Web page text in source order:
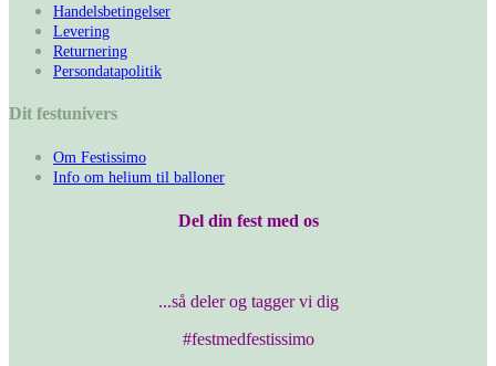
Handelsbetingelser
Levering
Returnering
Persondatapolitik
Dit festunivers
Om Festissimo
Info om helium til balloner
Del din fest med os
...så deler og tagger vi dig
#festmedfestissimo